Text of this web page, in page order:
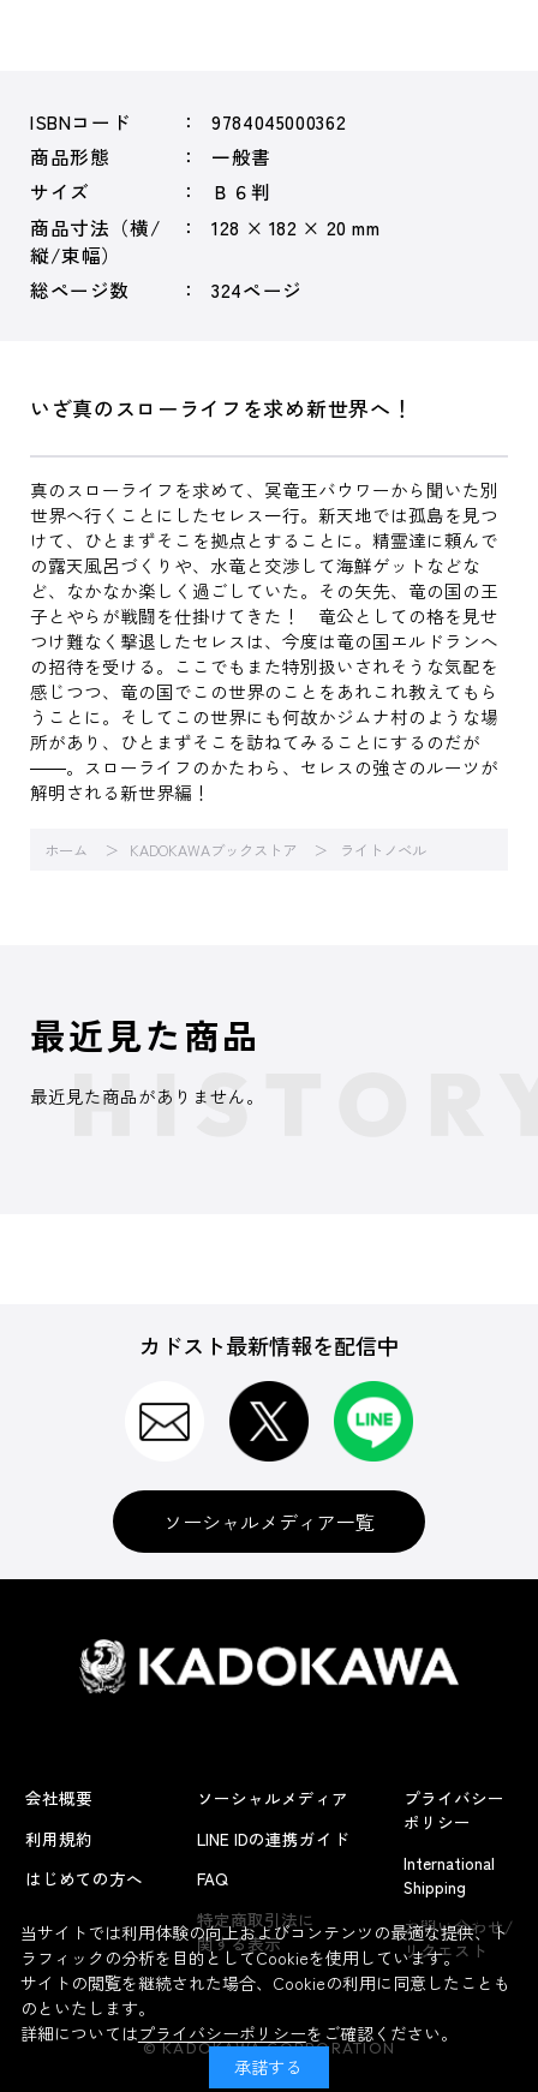
ISBNコード
9784045000362
商品形態
一般書
サイズ
Ｂ６判
商品寸法（横/
縦/束幅）
128 × 182 × 20 mm
総ページ数 324ページ
いざ真のスローライフを求め新世界へ！
真のスローライフを求めて、冥竜王バウワーから聞いた別
世界へ行くことにしたセレス一行。新天地では孤島を見つ
けて、ひとまずそこを拠点とすることに。精霊達に頼んで
の露天風呂づくりや、水竜と交渉して海鮮ゲットなどな
ど、なかなか楽しく過ごしていた。その矢先、竜の国の王
子とやらが戦闘を仕掛けてきた！ 竜公としての格を見せ
つけ難なく撃退したセレスは、今度は竜の国エルドランへ
の招待を受ける。ここでもまた特別扱いされそうな気配を
感じつつ、竜の国でこの世界のことをあれこれ教えてもら
うことに。そしてこの世界にも何故かジムナ村のような場
所があり、ひとまずそこを訪ねてみることにするのだが
――。スローライフのかたわら、セレスの強さのルーツが
解明される新世界編！
ホーム KADOKAWAブックストア ライトノベル
よくあるお問い合わせ
最近見た商品
最近見た商品がありません。
カドスト最新情報を配信中
ソーシャルメディア一覧
会社概要
利用規約
はじめての方へ
ソーシャルメディア
LINE IDの連携ガイド
FAQ
特定商取引法に
関する表示
プライバシー
ポリシー
International
Shipping
お問い合わせ/
リクエスト
© KADOKAWA CORPORATION
当サイトでは利用体験の向上およびコンテンツの最適な提供、ト
ラフィックの分析を目的としてCookieを使用しています。
サイトの閲覧を継続された場合、Cookieの利用に同意したことも
のといたします。
詳細についてはプライバシーポリシーをご確認ください。
承諾する